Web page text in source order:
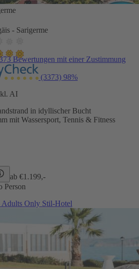
- Sarigerme
Bewertungen mit einer Zustimmung
(3373) 98%
AI
in idyllischer Bucht
mit Wassersport, Tennis & Fitness
ab €1.199,-
Person
Only Stil-Hotel